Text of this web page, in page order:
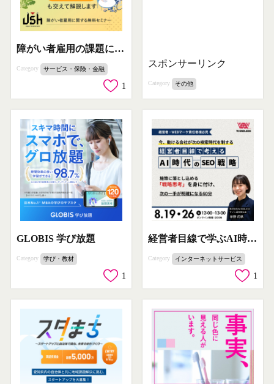
障がい者雇用の課題に対応した支援型農園セミナー
Category サービス・保険・金融
1
スポンサーリンク
Category その他
GLOBIS 学び放題
Category 学び・教材
1
経営者目線で学ぶAI時代のSEO戦略オンラインセミナー
Category インターネットサービス
1